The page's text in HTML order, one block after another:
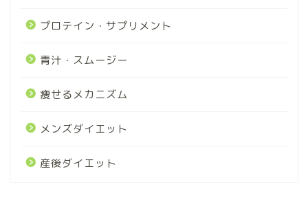
プロテイン・サプリメント
青汁・スムージー
痩せるメカニズム
メンズダイエット
産後ダイエット